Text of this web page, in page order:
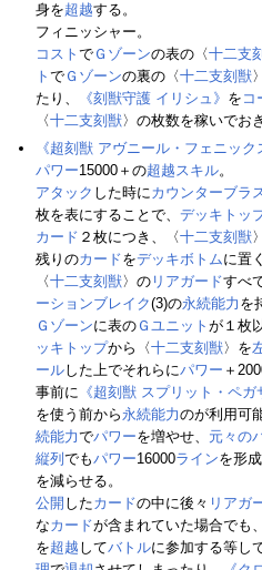
身を超越する。
フィニッシャー。
コスト で Ｇゾーンの表の〈十二支
ト で Ｇゾーンの裏の〈十二支刻獣
たり、
《刻獣守護 イリシュ》 を コ
〈十二支刻獣〉の枚数を稼いでお
《超刻獣 アヴニール・フェニック
パワー15000＋の超越スキル。
アタック した時にカウンターブラ
枚を表にすることで、 デッキトッ
カード ２枚につき、〈十二支刻獣
残りのカードをデッキボトムに置
〈十二支刻獣〉の リアガードすべ
ーションブレイク(3)の永続能力 を
Ｇゾーンに表の Ｇユニット が１枚
ッキトップから〈十二支刻獣〉を
ールした上でそれらにパワー ＋
事前に 《超刻獣 スプリット・ペガ
を使う前から永続能力のが利用可
続能力でパワーを増やせ、 元々の
縦列 でもパワー16000ラインを形
を減らせる。
公開 したカードの中に後々 リアガ
なカードが含まれていた場合でも
を超越 してバトルに参加する等し